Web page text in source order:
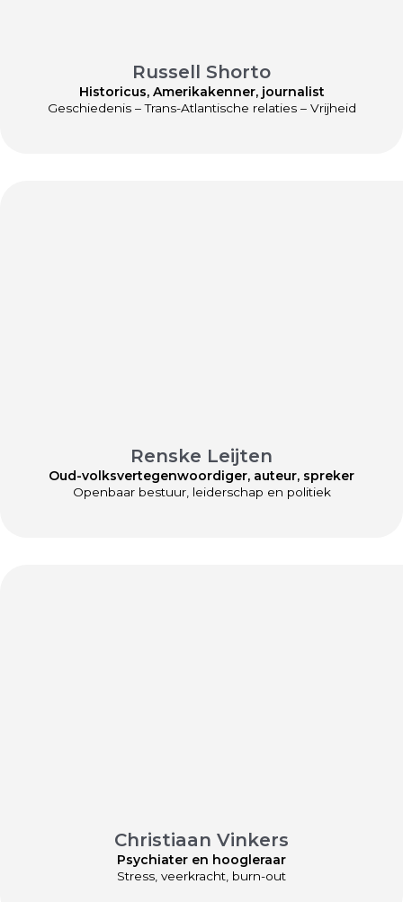
Russell Shorto
Historicus, Amerikakenner, journalist
Geschiedenis – Trans-Atlantische relaties – Vrijheid
Renske Leijten
Oud-volksvertegenwoordiger, auteur, spreker
Openbaar bestuur, leiderschap en politiek
Christiaan Vinkers
Psychiater en hoogleraar
Stress, veerkracht, burn-out